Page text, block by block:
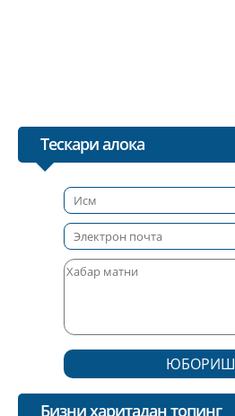
Тескари алока
ЮБОРИШ
Бизни харитадан топинг